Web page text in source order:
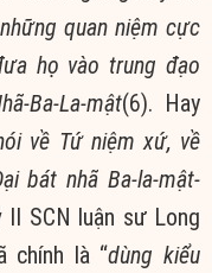
quan niệm cực
họ vào trung đạo
Ba-La-mật(6). Hay
về Tứ niệm xứ, về
bát nhã Ba-la-mật-
SCN luận sư Long
chính là “dùng kiểu